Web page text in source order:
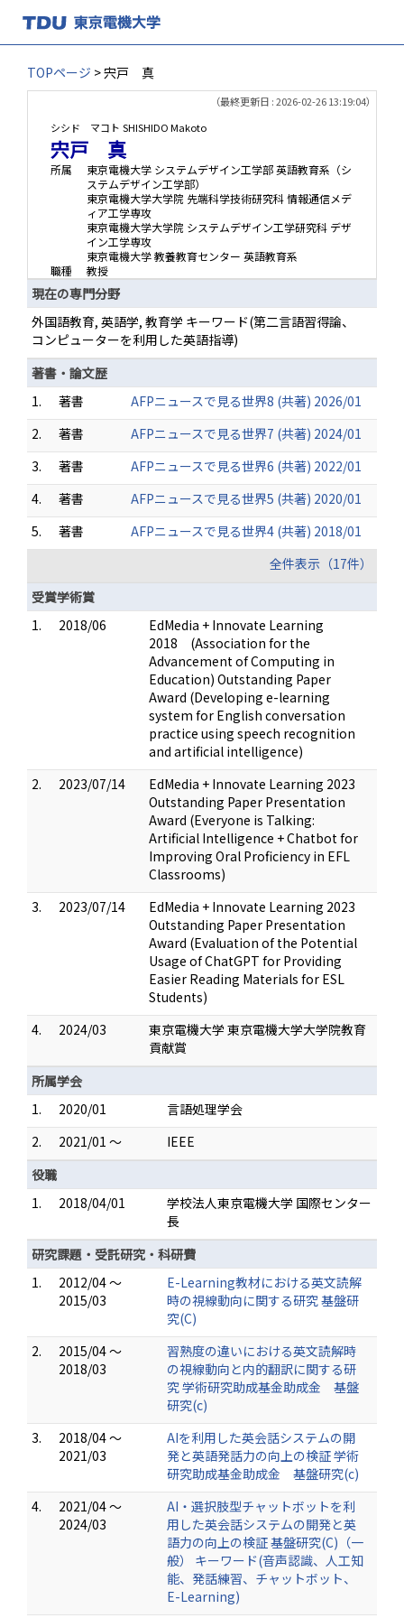
TOPページ > 宍戸 真
（最終更新日 : 2026-02-26 13:19:04）
シシド マコト SHISHIDO Makoto
宍戸 真
所属
東京電機大学 システムデザイン工学部 英語教育系（シ
ステムデザイン工学部）
東京電機大学大学院 先端科学技術研究科 情報通信メデ
ィア工学専攻
東京電機大学大学院 システムデザイン工学研究科 デザ
イン工学専攻
東京電機大学 教養教育センター 英語教育系
職種
教授
現在の専門分野
外国語教育, 英語学, 教育学 キーワード(第二言語習得論、
コンピューターを利用した英語指導)
著書・論文歴
1.
著書
AFPニュースで見る世界8 (共著) 2026/01
2.
著書
AFPニュースで見る世界7 (共著) 2024/01
3.
著書
AFPニュースで見る世界6 (共著) 2022/01
4.
著書
AFPニュースで見る世界5 (共著) 2020/01
5.
著書
AFPニュースで見る世界4 (共著) 2018/01
全件表示（17件）
受賞学術賞
1.
2018/06
EdMedia + Innovate Learning
2018 (Association for the
Advancement of Computing in
Education) Outstanding Paper
Award (Developing e-learning
system for English conversation
practice using speech recognition
and artificial intelligence)
2.
2023/07/14
EdMedia + Innovate Learning 2023
Outstanding Paper Presentation
Award (Everyone is Talking:
Artificial Intelligence + Chatbot for
Improving Oral Proficiency in EFL
Classrooms)
3.
2023/07/14
EdMedia + Innovate Learning 2023
Outstanding Paper Presentation
Award (Evaluation of the Potential
Usage of ChatGPT for Providing
Easier Reading Materials for ESL
Students)
4.
2024/03
東京電機大学 東京電機大学大学院教育
貢献賞
所属学会
1.
2020/01
言語処理学会
2.
2021/01 ～
IEEE
役職
1.
2018/04/01
学校法人東京電機大学 国際センター
長
研究課題・受託研究・科研費
1.
2012/04 ～
2015/03
E-Learning教材における英文読解
時の視線動向に関する研究 基盤研
究(C)
2.
2015/04 ～
2018/03
習熟度の違いにおける英文読解時
の視線動向と内的翻訳に関する研
究 学術研究助成基金助成金 基盤
研究(c)
3.
2018/04 ～
2021/03
AIを利用した英会話システムの開
発と英語発話力の向上の検証 学術
研究助成基金助成金 基盤研究(c)
4.
2021/04 ～
2024/03
AI・選択肢型チャットボットを利
用した英会話システムの開発と英
語力の向上の検証 基盤研究(C)（一
般） キーワード(音声認識、人工知
能、発話練習、チャットボット、
E-Learning)